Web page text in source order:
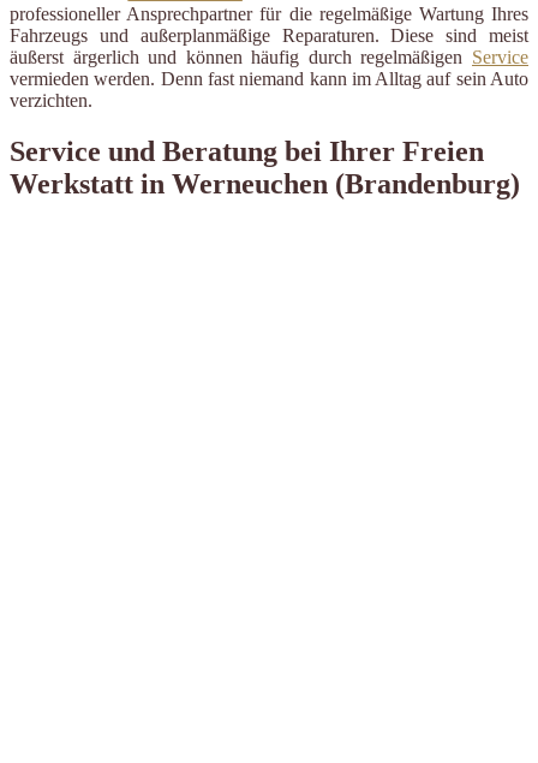
professioneller Ansprechpartner für die regelmäßige Wartung Ihres
Fahrzeugs und außerplanmäßige Reparaturen. Diese sind meist
äußerst ärgerlich und können häufig durch regelmäßigen Service
vermieden werden. Denn fast niemand kann im Alltag auf sein Auto
verzichten.
Service und Beratung bei Ihrer Freien
Werkstatt in Werneuchen (Brandenburg)